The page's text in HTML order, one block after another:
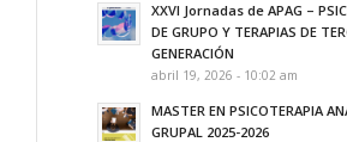
XXVI Jornadas de APAG –
DE GRUPO Y TERAPIAS DE
GENERACIÓN
abril 19, 2026 - 10:02 am
MASTER EN PSICOTERAPIA
GRUPAL 2025-2026